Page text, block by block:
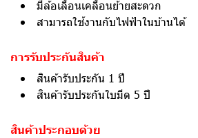
มีล้อเลื่อนเคลื่อนย้ายสะดวก
สามารถใช้งานกับไฟฟ้าในบ้านได้
การรับประกันสินค้า
สินค้ารับประกัน 1 ปี
สินค้ารับประกันใบมีด 5 ปี
สินค้าประกอบด้วย